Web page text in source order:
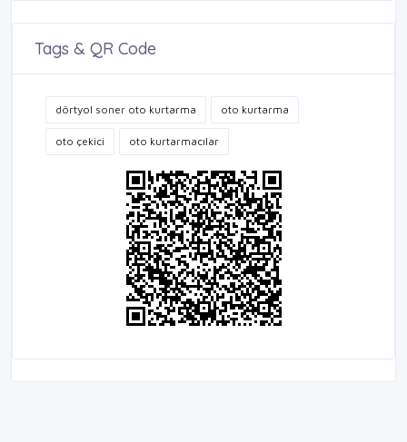
Tags & QR Code
dörtyol soner oto kurtarma oto kurtarma
oto çekici oto kurtarmacılar